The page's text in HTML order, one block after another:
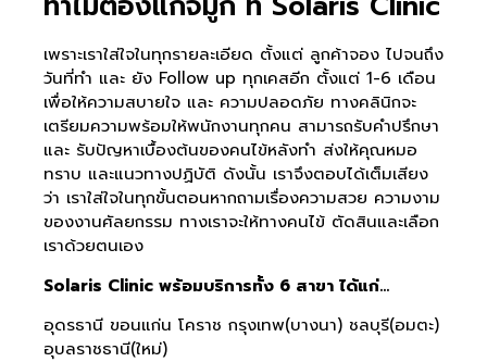
เพราะเราใส่ใจในทุกรายละเอียด ตั้งแต่ ลูกค้าจอง ไปจนถึง
วันที่ทำ และ ยัง Follow up ทุกเคสอีก ตั้งแต่ 1-6 เดือน
เพื่อให้ความสบายใจ และ ความปลอดภัย ทางคลินิกจะ
เตรียมความพร้อมให้พนักงานทุกคน สามารถรับคำปรึกษา
และ รับปัญหาเบื้องต้นของคนไข้หลังทำ ส่งให้คุณหมอ
ทราบ และแนวทางปฏิบัติ ดังนั้น เราจึงตอบได้เต็มเสียง
ว่า เราใส่ใจในทุกขั้นตอนหากถามเรื่องความสวย ความงาม
ของงานศัลยกรรม ทางเราจะให้ทางคนไข้ ตัดสินและเลือก
เราด้วยตนเอง
Solaris Clinic พร้อมบริการทั้ง 6 สาขา ได้แก่…
อุดรธานี ขอนแก่น โคราช กรุงเทพ(บางนา) ชลบุรี(อมตะ)
อุบลราชธานี(ใหม่)